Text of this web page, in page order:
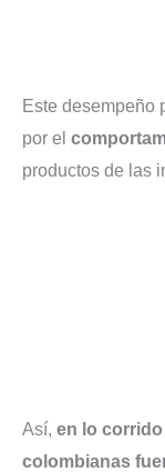
Este desempeño
por el
productos de las
Así, en lo
colombianas